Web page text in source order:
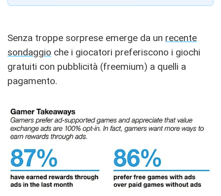
Senza troppe sorprese emerge da un recente
sondaggio che i giocatori preferiscono i giochi
gratuiti con pubblicità (freemium) a quelli a
pagamento.